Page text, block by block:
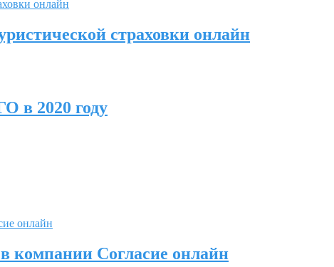
страховки онлайн
в 2020 году
компании Согласие онлайн